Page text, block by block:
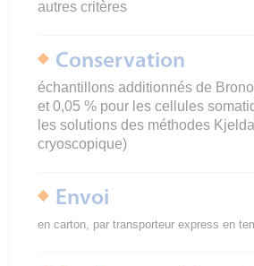
autres critères
Conservation
échantillons additionnés de
et 0,05 % pour les cellules
les solutions des méthodes
cryoscopique)
Envoi
en carton, par transporteur express en